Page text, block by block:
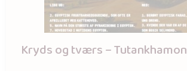
Kryds og tværs – Tutankhamon